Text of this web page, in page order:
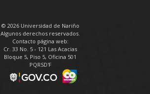
© 2026 Universidad de Nariño
Algunos derechos reservados.
Contacto página web:
Cr. 33 No. 5 - 121 Las Acacias
Bloque 5, Piso 5, Oficina 501
PQRSD'F